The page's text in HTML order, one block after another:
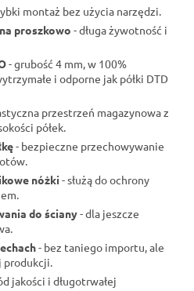
montaż bez użycia narzędzi.
proszkowo - długa żywotność i
- grubość 4 mm, w 100%
i odporne jak półki DTD
przestrzeń magazynowa z
półek.
- bezpieczne przechowywanie
nóżki - służą do ochrony
do ściany- dla jeszcze
- bez taniego importu, ale
jakości i długotrwałej